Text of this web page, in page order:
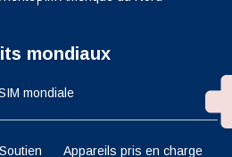
mondiaux
mondiale
Soutien Appareils pris en charge